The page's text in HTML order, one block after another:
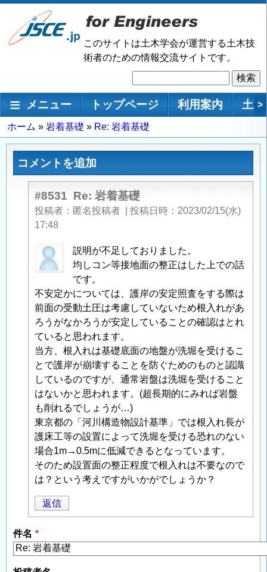
メ
ン
移
このサイトは土木学会が運営する土木技
術者のための情報交流サイトです。
索
メインナビゲーション
メニュー トップページ 利用案内 土 >
パ
ン
ず
ホーム 岩着基礎 Re: 岩着基礎
コメントを追加
#8531 Re: 岩着基礎
投稿者 匿名投稿者 投稿日時
2023/02/15(水)
17:48
匿
名
稿
者
に
よ
る
「 Re:
岩
着
基
礎」
へ
の
返
信
説明が不足しておりました。
均しコン等接地面の整正はした上での話
です。
不安定かについては、護岸の安定照査をする際は
前面の受動土圧は考慮していないため根入れがあ
ろうがなかろうが安定していることの確認はとれ
ていると思われます。
当方、根入れは基礎底面の地盤が洗堀を受けるこ
とで護岸が崩壊することを防ぐためのものと認識
しているのですが、通常岩盤は洗堀を受けること
はないかと思われます。(超長期的にみれば岩盤
も削れるでしょうが…)
東京都の「河川構造物設計基準」では根入れ長が
護床工等の設置によって洗堀を受ける恐れのない
場合1m→0.5mに低減できるとなっています。
そのため設置面の整正程度で根入れは不要なので
は？という考えですがいかがでしょうか？
返信
件名